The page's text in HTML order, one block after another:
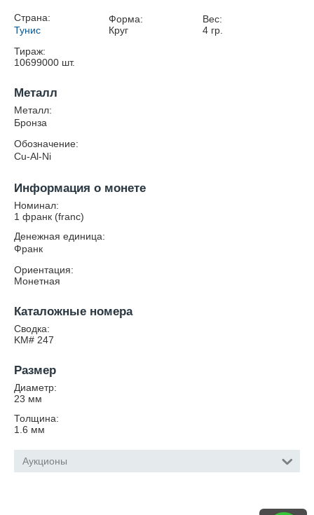
Страна:
Тунис
Форма:
Круг
Вес:
4 гр.
Тираж:
10699000 шт.
Металл
Металл:
Бронза
Обозначение:
Cu-Al-Ni
Информация о монете
Номинал:
1 франк (franc)
Денежная единица:
Франк
Ориентация:
Монетная
Каталожные номера
Сводка:
KM# 247
Размер
Диаметр:
23 мм
Толщина:
1.6 мм
Аукционы